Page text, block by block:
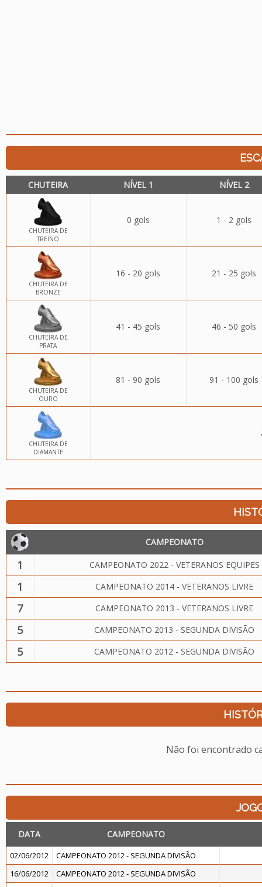
CHUTEIRA NÍVEL 1 NÍVEL 2
CHUTEIRA DE
TREINO
0 gols 1 - 2 gols
CHUTEIRA DE
BRONZE
16 - 20 gols 21 - 25 gols
CHUTEIRA DE
PRATA
41 - 45 gols 46 - 50 gols
CHUTEIRA DE
OURO
81 - 90 gols 91 - 100 gols
CHUTEIRA DE
DIAMANTE
CAMPEONATO
1 CAMPEONATO 2022 - VETERANOS EQUIPES
1 CAMPEONATO 2014 - VETERANOS LIVRE
7 CAMPEONATO 2013 - VETERANOS LIVRE
5 CAMPEONATO 2013 - SEGUNDA DIVISÃO
5 CAMPEONATO 2012 - SEGUNDA DIVISÃO
Não foi encontrado
DATA CAMPEONATO
02/06/2012
CAMPEONATO 2012 - SEGUNDA DIVISÃO
16/06/2012
CAMPEONATO 2012 - SEGUNDA DIVISÃO